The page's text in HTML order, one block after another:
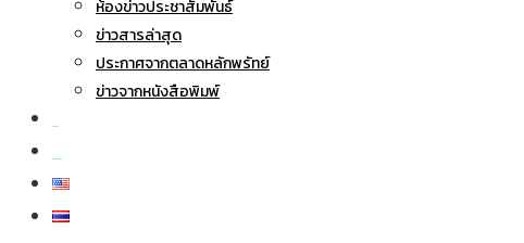
ห้องข่าวประชาสัมพันธ์
ข่าวสารล่าสุด
ประกาศจากตลาดหลักพรัทย์
ข่าวจากหนังสือพิมพ์